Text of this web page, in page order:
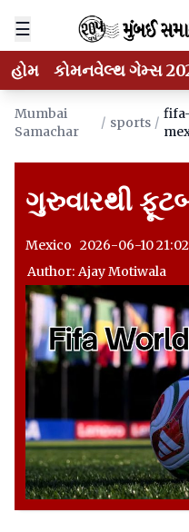
☰
હોમ કોમનવેલ્થ ગેમ્સ
Mumbai
Samachar
/ sports /
ગુરુવારથી
Mexico 2026-06-10
Author: Ajay Motiwala